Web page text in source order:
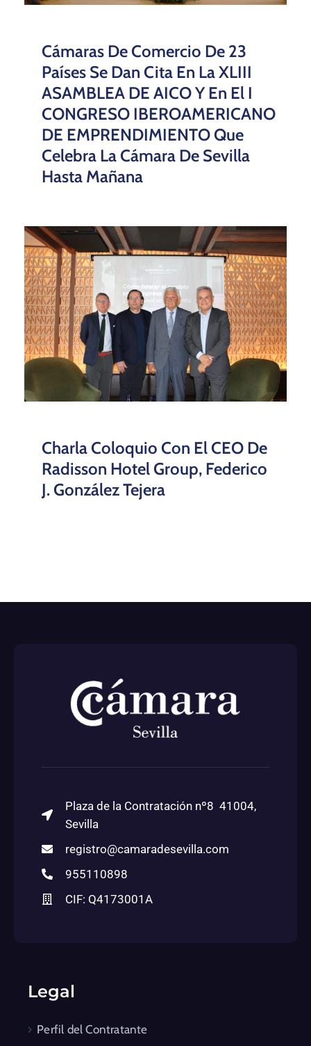
Cámaras De Comercio De 23
Países Se Dan Cita En La XLIII
ASAMBLEA DE AICO Y En El I
CONGRESO IBEROAMERICANO
DE EMPRENDIMIENTO Que
Celebra La Cámara De Sevilla
Hasta Mañana
Charla Coloquio Con El CEO De
Radisson Hotel Group, Federico
J. González Tejera
Plaza de la Contratación nº8 41004,
Sevilla
registro@camaradesevilla.com
955110898
CIF: Q4173001A
Legal
Perfil del Contratante